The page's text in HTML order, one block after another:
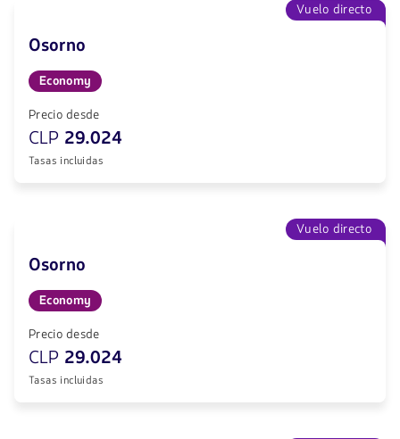
Vuelo directo
Osorno
Economy
Precio desde
CLP 29.024
Tasas incluidas
Vuelo directo
Osorno
Economy
Precio desde
CLP 29.024
Tasas incluidas